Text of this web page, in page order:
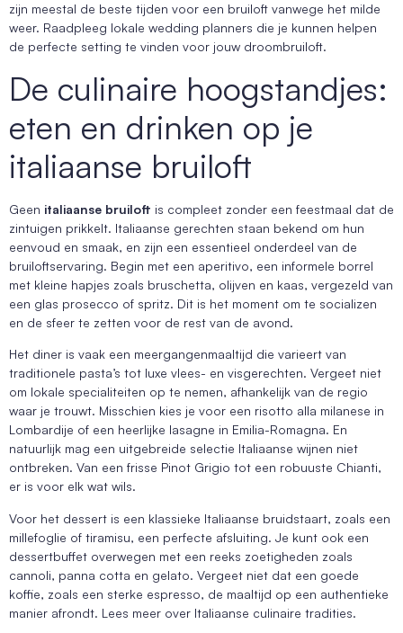
zijn meestal de beste tijden voor een bruiloft vanwege het milde
weer. Raadpleeg lokale wedding planners die je kunnen helpen
de perfecte setting te vinden voor jouw droombruiloft.
De culinaire hoogstandjes:
eten en drinken op je
italiaanse bruiloft
Geen italiaanse bruiloft is compleet zonder een feestmaal dat de
zintuigen prikkelt. Italiaanse gerechten staan bekend om hun
eenvoud en smaak, en zijn een essentieel onderdeel van de
bruiloftservaring. Begin met een aperitivo, een informele borrel
met kleine hapjes zoals bruschetta, olijven en kaas, vergezeld van
een glas prosecco of spritz. Dit is het moment om te socializen
en de sfeer te zetten voor de rest van de avond.
Het diner is vaak een meergangenmaaltijd die varieert van
traditionele pasta’s tot luxe vlees- en visgerechten. Vergeet niet
om lokale specialiteiten op te nemen, afhankelijk van de regio
waar je trouwt. Misschien kies je voor een risotto alla milanese in
Lombardije of een heerlijke lasagne in Emilia-Romagna. En
natuurlijk mag een uitgebreide selectie Italiaanse wijnen niet
ontbreken. Van een frisse Pinot Grigio tot een robuuste Chianti,
er is voor elk wat wils.
Voor het dessert is een klassieke Italiaanse bruidstaart, zoals een
millefoglie of tiramisu, een perfecte afsluiting. Je kunt ook een
dessertbuffet overwegen met een reeks zoetigheden zoals
cannoli, panna cotta en gelato. Vergeet niet dat een goede
koffie, zoals een sterke espresso, de maaltijd op een authentieke
manier afrondt. Lees meer over Italiaanse culinaire tradities.